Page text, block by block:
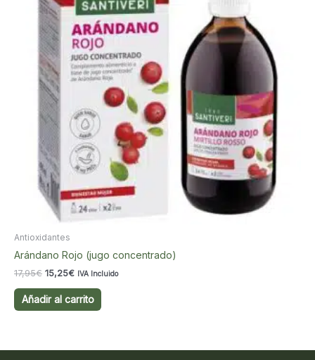
Antioxidantes
Arándano Rojo (jugo concentrado)
17,95€ El
original
era:
15,25€El
actual
es:
IVA Incluido
Añadir al carrito